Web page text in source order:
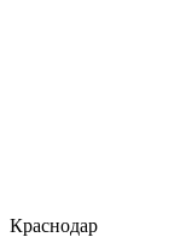
Краснодар